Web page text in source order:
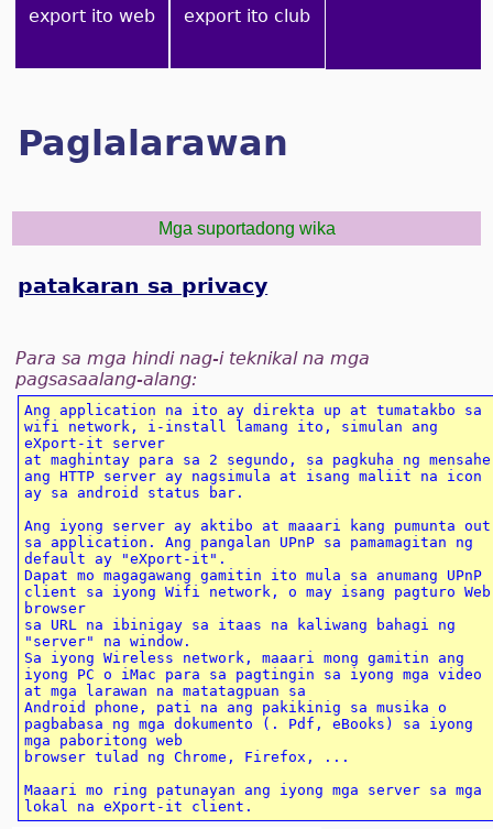
export ito web export ito club
Paglalarawan
Mga suportadong wika
patakaran sa privacy
Para sa mga hindi nag-i teknikal na mga
pagsasaalang-alang:
Ang application na ito ay direkta up at tumatakbo sa
wifi network, i-install lamang ito, simulan ang
eXport-it server
at maghintay para sa 2 segundo, sa pagkuha ng mensahe
ang HTTP server ay nagsimula at isang maliit na icon
ay sa android status bar.
Ang iyong server ay aktibo at maaari kang pumunta out
sa application. Ang pangalan UPnP sa pamamagitan ng
default ay "eXport-it".
Dapat mo magagawang gamitin ito mula sa anumang UPnP
client sa iyong Wifi network, o may isang pagturo Web
browser
sa URL na ibinigay sa itaas na kaliwang bahagi ng
"server" na window.
Sa iyong Wireless network, maaari mong gamitin ang
iyong PC o iMac para sa pagtingin sa iyong mga video
at mga larawan na matatagpuan sa
Android phone, pati na ang pakikinig sa musika o
pagbabasa ng mga dokumento (. Pdf, eBooks) sa iyong
mga paboritong web
browser tulad ng Chrome, Firefox, ...
Maaari mo ring patunayan ang iyong mga server sa mga